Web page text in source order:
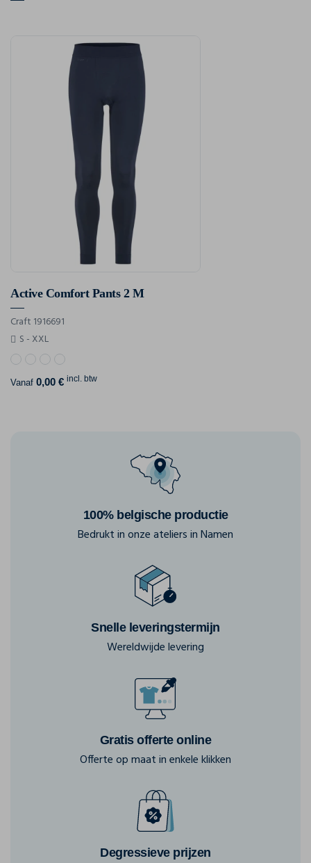
Active Comfort Pants 2 M
Craft 1916691
S - XXL
Vanaf 0,00 € incl. btw
100% belgische productie
Bedrukt in onze ateliers in Namen
Snelle leveringstermijn
Wereldwijde levering
Gratis offerte online
Offerte op maat in enkele klikken
Degressieve prijzen